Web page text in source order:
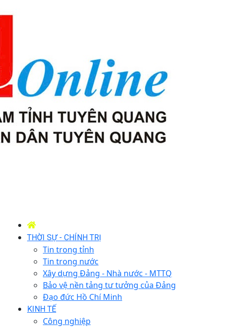
THỜI SỰ - CHÍNH TRỊ
Tin trong tỉnh
Tin trong nước
Xây dựng Đảng - Nhà nước - MTTQ
Bảo vệ nền tảng tư tưởng của Đảng
Đạo đức Hồ Chí Minh
KINH TẾ
Công nghiệp